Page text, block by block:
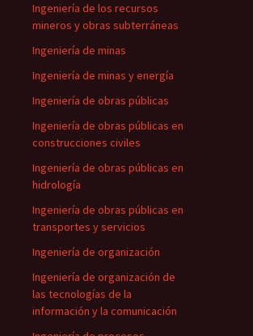
Ingeniería de los recursos
mineros y obras subterráneas
Ingeniería de minas
Ingeniería de minas y energía
Ingeniería de obras públicas
Ingeniería de obras públicas en
construcciones civiles
Ingeniería de obras públicas en
hidrología
Ingeniería de obras públicas en
transportes y servicios
Ingeniería de organización
Ingeniería de organización de
las tecnologías de la
información y la comunicación